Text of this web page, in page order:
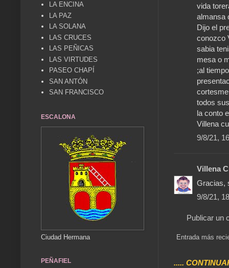
vida
almansa
Dijo el
conozco
sabia
mesa o
;al
todos
la conto
Villena
9/8/21,
Villena
Gracias,
9/8/21,
Publicar un
Entrada más
.....
LA ENCINA
LA PAZ
LA SOLANA
LAS CRUCES
LAS PEÑICAS
LAS VIRTUDES
PASEO CHAPÍ
SAN ANTÓN
SAN FRANCISCO
ESCALONA
Ciudad Hermana
PEÑAFIEL